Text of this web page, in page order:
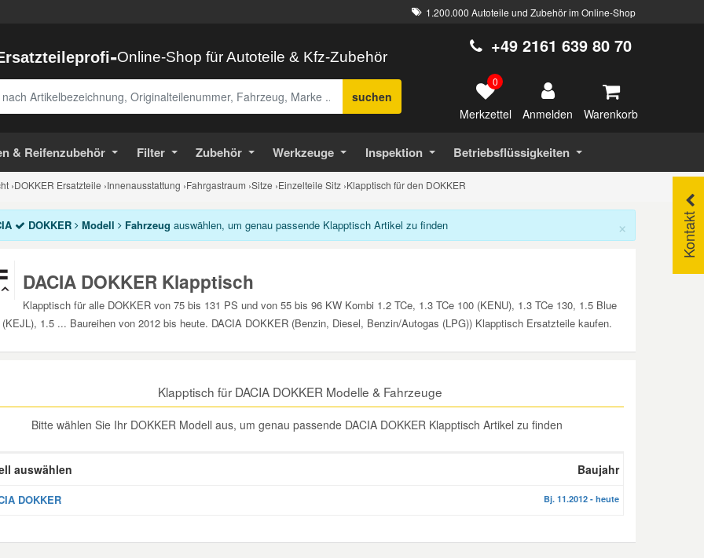
1.200.000 Autoteile und Zubehör im Online-Shop
-Online-Shop für Autoteile & Kfz-Zubehör
suchen
+49 2161 639 80 70
0
Merkzettel Anmelden Warenkorb
& Reifenzubehör Filter Zubehör Werkzeuge Inspektion Betriebsflüssigkeiten
›DOKKER Ersatzteile ›Innenausstattung ›Fahrgastraum ›Sitze ›Einzelteile Sitz ›Klapptisch für den DOKKER
Kontakt
×
DOKKER Modell Fahrzeug auswählen, um genau passende Klapptisch Artikel zu finden
DACIA DOKKER Klapptisch
Klapptisch für alle DOKKER von 75 bis 131 PS und von 55 bis 96 KW Kombi 1.2 TCe, 1.3 TCe 100 (KENU), 1.3 TCe 130, 1.5 Blue
1.5 ... Baureihen von 2012 bis heute. DACIA DOKKER (Benzin, Diesel, Benzin/Autogas (LPG)) Klapptisch Ersatzteile kaufen.
Klapptisch für DACIA DOKKER Modelle & Fahrzeuge
Bitte wählen Sie Ihr DOKKER Modell aus, um genau passende DACIA DOKKER Klapptisch Artikel zu finden
auswählen Baujahr
DOKKER Bj. 11.2012 - heute